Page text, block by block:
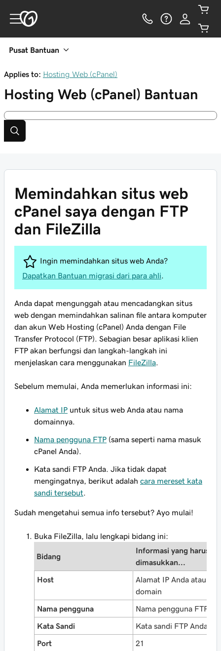
Pusat Bantuan
Applies to: Hosting Web (cPanel)
Hosting Web (cPanel) Bantuan
Memindahkan situs web
cPanel saya dengan FTP
dan FileZilla
Ingin memindahkan situs web Anda?
Dapatkan Bantuan migrasi dari para ahli
Anda dapat mengunggah atau mencadangkan situs
web dengan memindahkan salinan file antara komputer
dan akun Web Hosting (cPanel) Anda dengan File
Transfer Protocol (FTP). Sebagian besar aplikasi klien
FTP akan berfungsi dan langkah-langkah ini
menjelaskan cara menggunakan FileZilla
Sebelum memulai , Anda memerlukan informasi ini:
Alamat IP untuk situs web Anda atau nama
domainnya.
Nama pengguna FTP (sama seperti nama masuk
cPanel Anda).
Kata sandi FTP Anda. Jika tidak dapat
mengingatnya, berikut adalah cara mereset kata
sandi tersebut
Sudah mengetahui semua info tersebut? Ayo mulai!
Buka FileZilla, lalu lengkapi bidang ini:
Bidang
Informasi yang harus
dimasukkan...
Host
Alamat IP Anda atau
domain
Nama pengguna Nama pengguna FTP
Kata Sandi Kata sandi FTP Anda
Port 21